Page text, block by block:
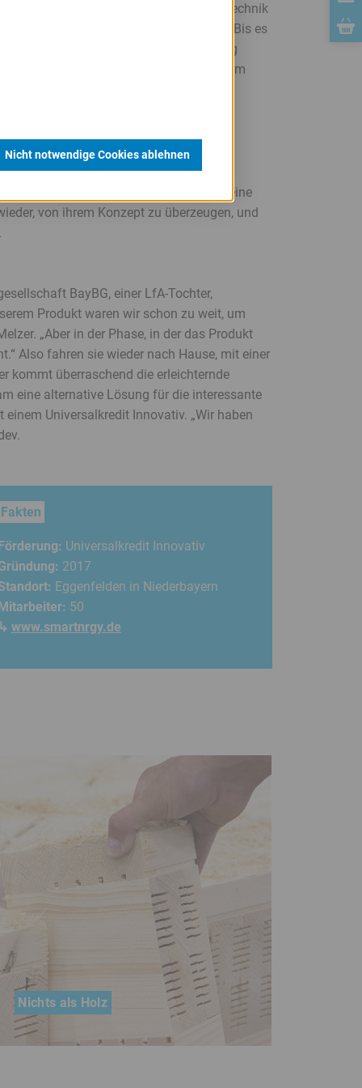
und in der Sicherheitstechnik
wird in Eggenfelden produziert. Bis es
und Gradev allerdings einen langen Weg
diskutiert an jenem Grillabend, bis zum
Investoren oder Kreditgeber. „Die
hat. Wir wollten mit unserer Idee eine
von ihrem Konzept zu überzeugen, und
BayBG, einer LfA-Tochter,
Produkt waren wir schon zu weit, um
„Aber in der Phase, in der das Produkt
Also fahren sie wieder nach Hause, mit einer
kommt überraschend die erleichternde
eine alternative Lösung für die interessante
einem Universalkredit Innovativ. „Wir haben
Fakten
Förderung: Universalkredit Innovativ
2017
Eggenfelden in Niederbayern
Mitarbeiter: 50
↳ www.smartnrgy.de
Nichts als Holz
Andreas Reßle baut Wände aus
Nicht notwendige Cookies ablehnen